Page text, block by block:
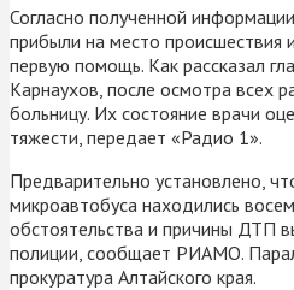
Согласно полученной
прибыли на место происшествия
первую помощь. Как рассказал
Карнаухов, после осмотра всех
больницу. Их состояние врачи
тяжести, передает «Радио 1».
Предварительно установлено,
микроавтобуса находились
обстоятельства и причины ДТП
полиции, сообщает РИАМО.
прокуратура Алтайского края.